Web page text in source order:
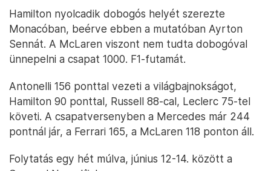
Hamilton nyolcadik dobogós helyét szerezte
Monacóban, beérve ebben a mutatóban Ayrton
Sennát. A McLaren viszont nem tudta dobogóval
ünnepelni a csapat 1000. F1-futamát.
Antonelli 156 ponttal vezeti a világbajnokságot,
Hamilton 90 ponttal, Russell 88-cal, Leclerc 75-tel
követi. A csapatversenyben a Mercedes már 244
pontnál jár, a Ferrari 165, a McLaren 118 ponton áll.
Folytatás egy hét múlva, június 12-14. között a